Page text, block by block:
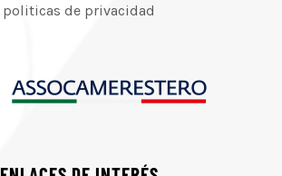
politicas de privacidad